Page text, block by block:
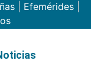
| Efemérides|